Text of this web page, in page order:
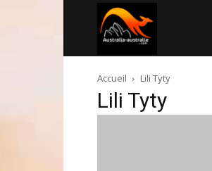
australie.com
Accueil Lili Tyty
Lili Tyty